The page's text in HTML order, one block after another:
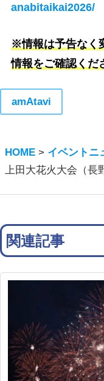
anabitaikai2026/
※情報は予告なく
情報をご確認くだ
amAtavi
HOME > イベントニ
上田大花火大会（長
関連記事